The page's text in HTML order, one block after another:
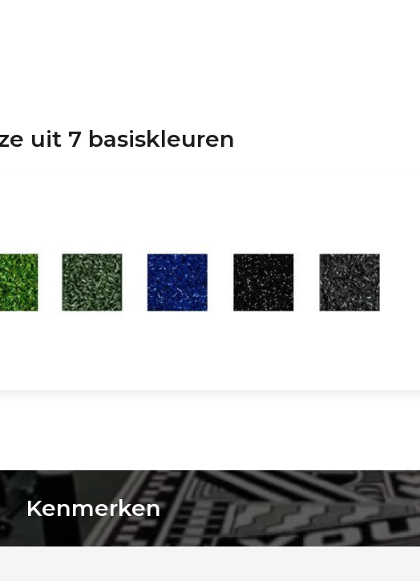
uit 7 basiskleuren
Kenmerken